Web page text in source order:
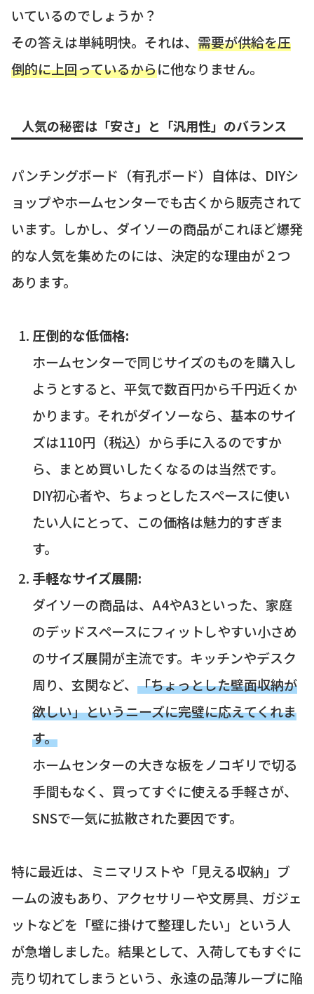
いているのでしょうか？
その答えは単純明快。それは、 需要が供給を圧
倒的に上回っているからに他なりません。
人気の秘密は「安さ」と「汎用性」のバランス
パンチングボード（有孔ボード）自体は、DIYシ
ョップやホームセンターでも古くから販売されて
います。しかし、ダイソーの商品がこれほど爆発
的な人気を集めたのには、決定的な理由が２つ
あります。
圧倒的な低価格:
ホームセンターで同じサイズのものを購入し
ようとすると、平気で数百円から千円近くか
かります。それがダイソーなら、基本のサイ
ズは110円（税込）から手に入るのですか
ら、まとめ買いしたくなるのは当然です。
DIY初心者や、ちょっとしたスペースに使い
たい人にとって、この価格は魅力的すぎま
す。
手軽なサイズ展開:
ダイソーの商品は、A4やA3といった、家庭
のデッドスペースにフィットしやすい小さめ
のサイズ展開が主流です。キッチンやデスク
周り、玄関など、 「ちょっとした壁面収納が
欲しい」というニーズに完璧に応えてくれま
す。
ホームセンターの大きな板をノコギリで切る
手間もなく、買ってすぐに使える手軽さが、
SNSで一気に拡散された要因です。
特に最近は、ミニマリストや「見える収納」ブ
ームの波もあり、アクセサリーや文房具、ガジェ
ットなどを「壁に掛けて整理したい」という人
が急増しました。結果として、入荷してもすぐに
売り切れてしまうという、永遠の品薄ループに陥